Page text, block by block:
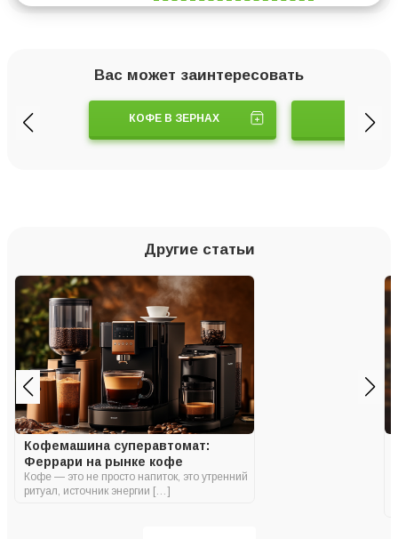
Вас может заинтересовать
КОФЕ В ЗЕРНАХ
Другие статьи
Кофемашина суперавтомат:
Феррари на рынке кофе
Кофе — это не просто напиток, это утренний
ритуал, источник энергии […]